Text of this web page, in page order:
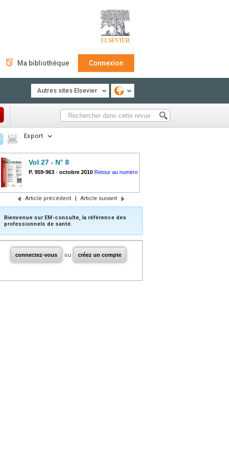
Ma bibliothèque Connexion
Autres sites Elsevier
Export
Vol 27 - N° 8
P. 959-963 - octobre 2010 Retour au numéro
Article précédent | Article suivant
Bienvenue sur EM-consulte, la référence des
professionnels de santé.
connectez-vous ou créez un compte